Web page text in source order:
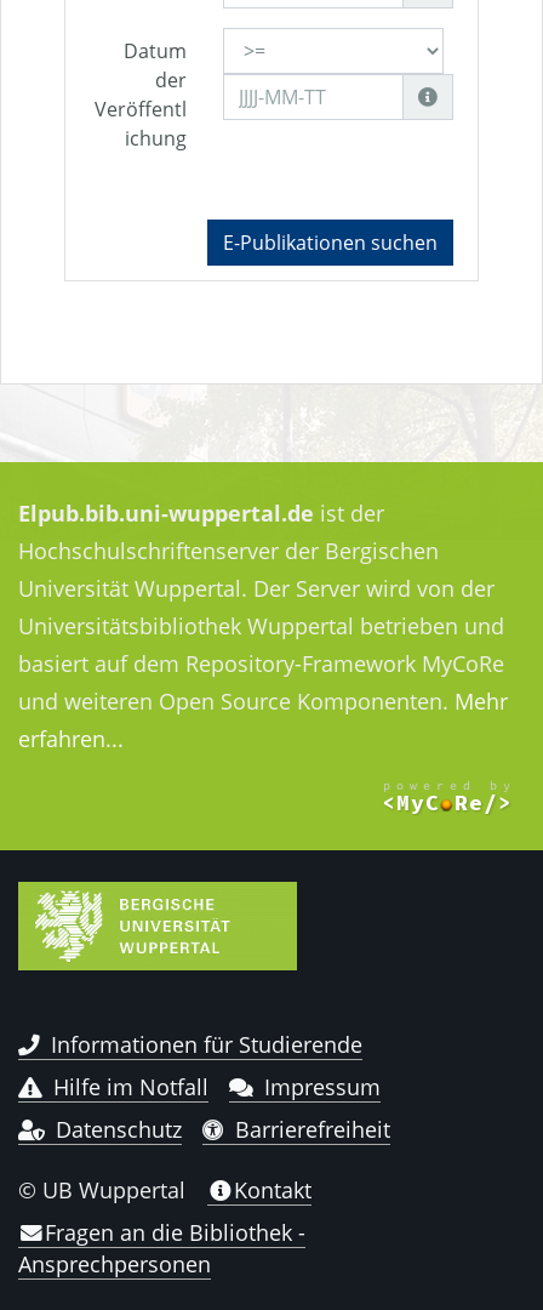
Datum
der
Veröffentl
ichung
E-Publikationen suchen
Elpub.bib.uni-wuppertal.de ist der
Hochschulschriftenserver der Bergischen
Universität Wuppertal. Der Server wird von der
Universitätsbibliothek Wuppertal betrieben und
basiert auf dem Repository-Framework MyCoRe
und weiteren Open Source Komponenten. Mehr
erfahren...
Informationen für Studierende
Hilfe im Notfall
Impressum
Datenschutz
Barrierefreiheit
© UB Wuppertal
Kontakt
Fragen an die Bibliothek -
Ansprechpersonen